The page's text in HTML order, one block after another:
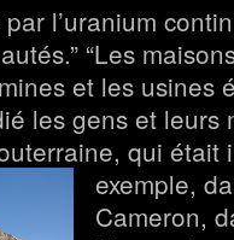
l’uranium
“Les
et les usines
les gens et leurs
qui était
exemple,
Cameron,